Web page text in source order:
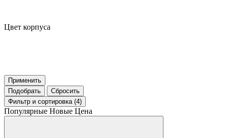
Цвет корпуса
Применить
Подобрать
Сбросить
Фильтр и сортировка (4)
Популярные Новые Цена